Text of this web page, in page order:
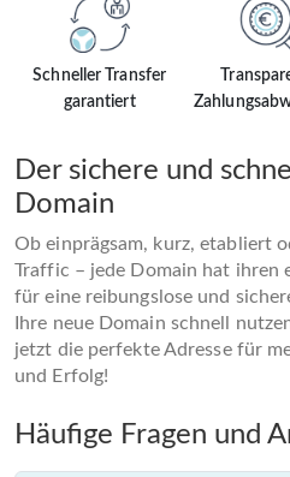
Schneller Transfer
garantiert
Der sichere und
Domain
Ob einprägsam, kurz, etabliert
Traffic – jede Domain hat ihren
für eine reibungslose und
Ihre neue Domain schnell
jetzt die perfekte Adresse für
und Erfolg!
Häufige Fragen und